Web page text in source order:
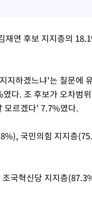
연 후보 지지층의
지하겠느냐'는 질문에
다. 조 후보가 오차범
르겠다' 7.7%였다.
국민의힘 지지층
국혁신당 지지층